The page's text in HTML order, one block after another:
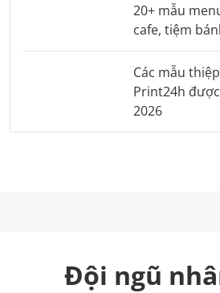
20+ mẫu
cafe, tiệm
Các mẫu
Print24h
2026
Đội ngũ